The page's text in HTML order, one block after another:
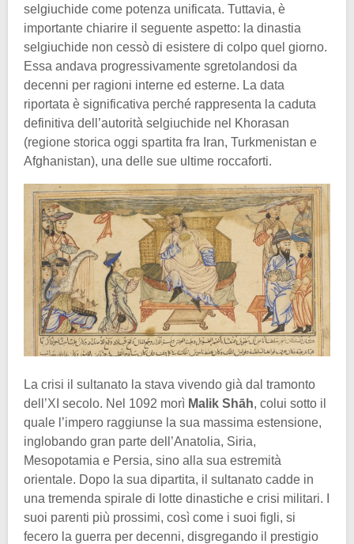
selgiuchide come potenza unificata. Tuttavia, è
importante chiarire il seguente aspetto: la dinastia
selgiuchide non cessò di esistere di colpo quel giorno.
Essa andava progressivamente sgretolandosi da
decenni per ragioni interne ed esterne. La data
riportata è significativa perché rappresenta la caduta
definitiva dell’autorità selgiuchide nel Khorasan
(regione storica oggi spartita fra Iran, Turkmenistan e
Afghanistan), una delle sue ultime roccaforti.
La crisi il sultanato la stava vivendo già dal tramonto
dell’XI secolo. Nel 1092 morì Malik Shāh, colui sotto il
quale l’impero raggiunse la sua massima estensione,
inglobando gran parte dell’Anatolia, Siria,
Mesopotamia e Persia, sino alla sua estremità
orientale. Dopo la sua dipartita, il sultanato cadde in
una tremenda spirale di lotte dinastiche e crisi militari. I
suoi parenti più prossimi, così come i suoi figli, si
fecero la guerra per decenni, disgregando il prestigio